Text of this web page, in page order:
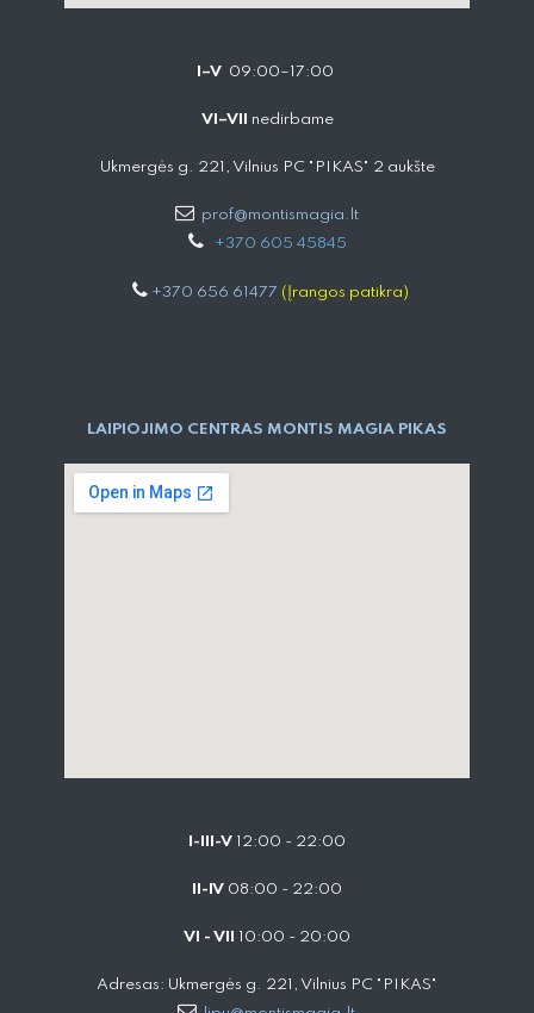
I–V 09:00–17:00
VI–VII nedirbame
Ukmergės g. 221, Vilnius PC "PIKAS" 2 aukšte
prof@montismagia.lt
+370 605 4584​5
+370 656 61477 (Įrangos patikra)
LAIPIOJIMO CENTRAS MONTIS MAGIA PIKAS
I-III-V 12:00 - 22:00
II-IV 08:00 - 22:00
VI - VII 10:00 - 20:00
Adresas: Ukmergės g. 221, Vilnius PC "PIKAS"